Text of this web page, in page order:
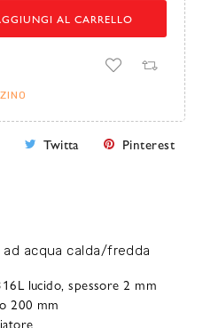
AL CARRELLO
Twitta Pinterest
acqua calda/fredda
lucido, spessore 2 mm
200 mm